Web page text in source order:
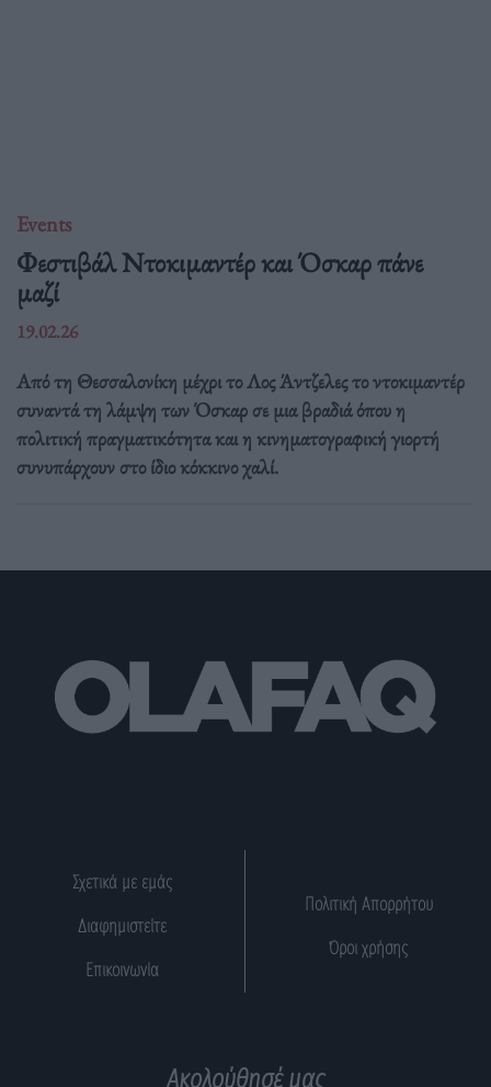
Events
Φεστιβάλ Ντοκιμαντέρ και Όσκαρ πάνε
μαζί
19.02.26
Από τη Θεσσαλονίκη μέχρι το Λος Άντζελες το ντοκιμαντέρ
συναντά τη λάμψη των Όσκαρ σε μια βραδιά όπου η
πολιτική πραγματικότητα και η κινηματογραφική γιορτή
συνυπάρχουν στο ίδιο κόκκινο χαλί.
Σχετικά με εμάς
Διαφημιστείτε
Επικοινωνία
Πολιτική Απορρήτου
Όροι χρήσης
Ακολούθησέ μας